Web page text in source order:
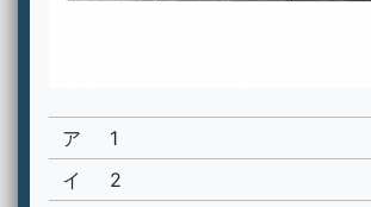
ア
1
イ
2